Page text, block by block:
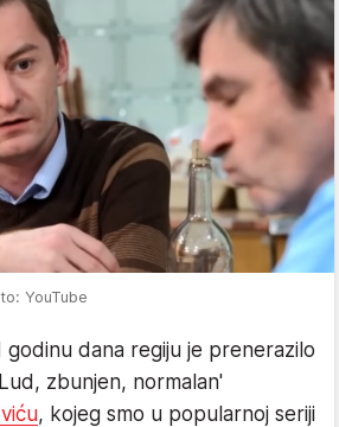
YouTube
godinu dana regiju je prenerazilo
zbunjen, normalan'
, kojeg smo u popularnoj seriji